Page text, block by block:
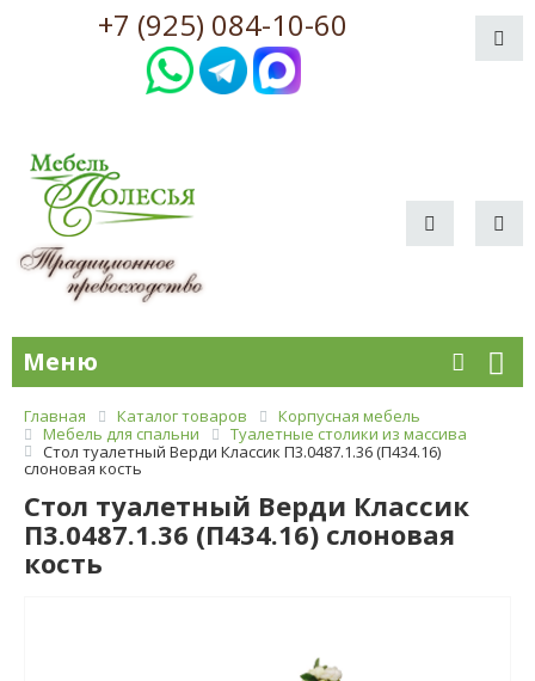
+7 (925) 084-10-60
Меню
Главная Каталог товаров
Корпусная мебель
Мебель для спальни
Туалетные столики из массива
Стол туалетный Верди Классик П3.0487.1.36 (П434.16)
слоновая кость
Стол туалетный Верди Классик
П3.0487.1.36 (П434.16) слоновая
кость